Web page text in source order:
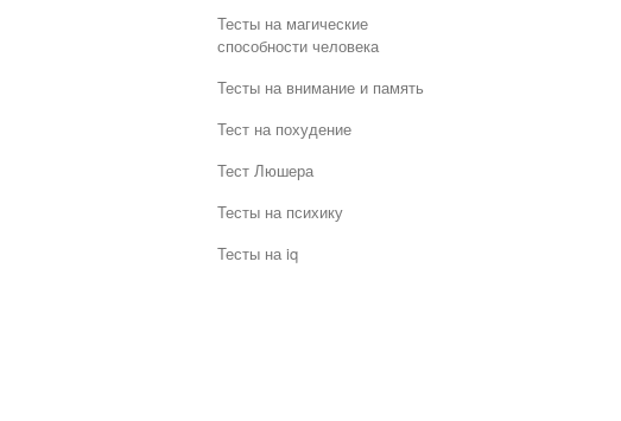
Тесты на магические
способности человека
Тесты на внимание и память
Тест на похудение
Тест Люшера
Тесты на психику
Тесты на iq